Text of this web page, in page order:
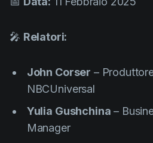
Product updates
Screenwriting
Script breakdown
Script coverage
🎤 Relatori:
John Corser –
NBCUniversal
Yulia Gushchina –
Manager